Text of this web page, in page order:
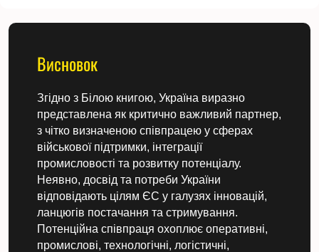
Висновок
Згідно з Білою книгою, Україна виразно
представлена як критично важливий партнер,
з чітко визначеною співпрацею у сферах
військової підтримки, інтеграції
промисловості та розвитку потенціалу.
Неявно, досвід та потреби України
відповідають цілям ЄС у галузях інновацій,
ланцюгів постачання та стримування.
Потенційна співпраця охоплює оперативні,
промислові, технологічні, логістичні,